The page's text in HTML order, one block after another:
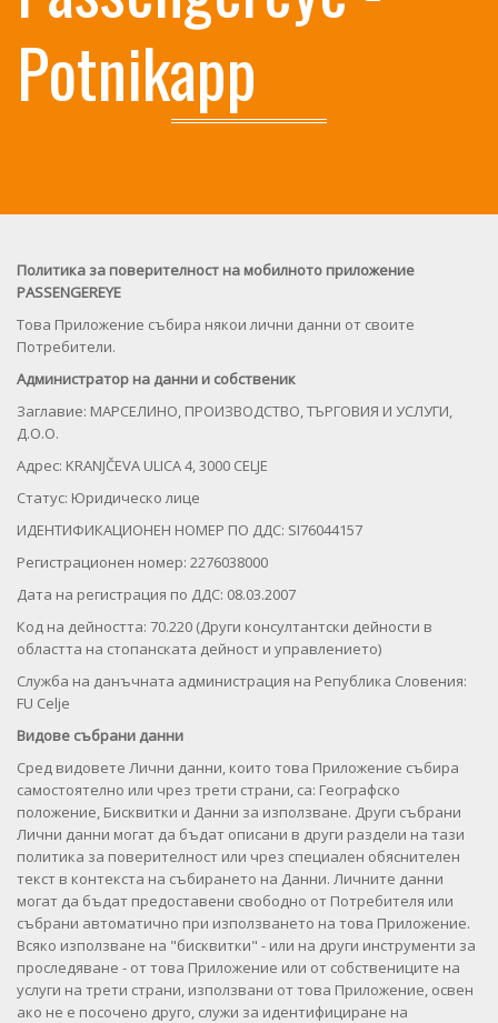
Potnikapp
Политика за поверителност на мобилното приложение
PASSENGEREYE
Това Приложение събира някои лични данни от своите
Потребители.
Администратор на данни и собственик
Заглавие: МАРСЕЛИНО, ПРОИЗВОДСТВО, ТЪРГОВИЯ И УСЛУГИ,
Д.О.О.
Адрес: KRANJČEVA ULICA 4, 3000 CELJE
Статус: Юридическо лице
ИДЕНТИФИКАЦИОНЕН НОМЕР ПО ДДС: SI76044157
Регистрационен номер: 2276038000
Дата на регистрация по ДДС: 08.03.2007
Код на дейността: 70.220 (Други консултантски дейности в
областта на стопанската дейност и управлението)
Служба на данъчната администрация на Република Словения:
FU Celje
Видове събрани данни
Сред видовете Лични данни, които това Приложение събира
самостоятелно или чрез трети страни, са: Географско
положение, Бисквитки и Данни за използване. Други събрани
Лични данни могат да бъдат описани в други раздели на тази
политика за поверителност или чрез специален обяснителен
текст в контекста на събирането на Данни. Личните данни
могат да бъдат предоставени свободно от Потребителя или
събрани автоматично при използването на това Приложение.
Всяко използване на "бисквитки" - или на други инструменти за
проследяване - от това Приложение или от собствениците на
услуги на трети страни, използвани от това Приложение, освен
ако не е посочено друго, служи за идентифициране на